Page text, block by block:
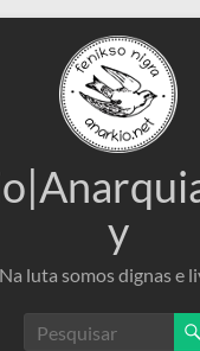
y
Na luta somos dignas e